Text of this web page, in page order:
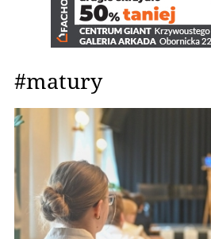
#matury